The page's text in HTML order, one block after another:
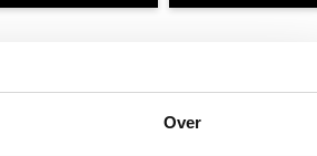
Over